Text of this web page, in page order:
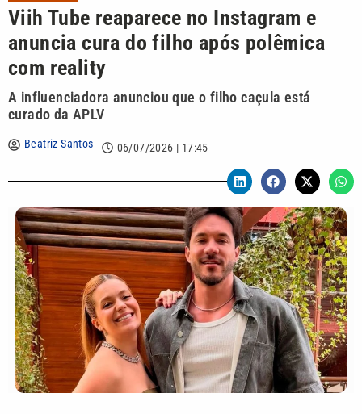
Viih Tube reaparece no Instagram e
anuncia cura do filho após polêmica
com reality
A influenciadora anunciou que o filho caçula está
curado da APLV
Beatriz Santos 06/07/2026 | 17:45